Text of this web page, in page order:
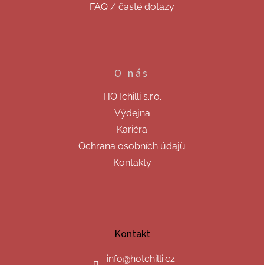
FAQ / časté dotazy
O nás
HOTchilli s.r.o.
Výdejna
Kariéra
Ochrana osobních údajů
Kontakty
Kontakt
info@hotchilli.cz